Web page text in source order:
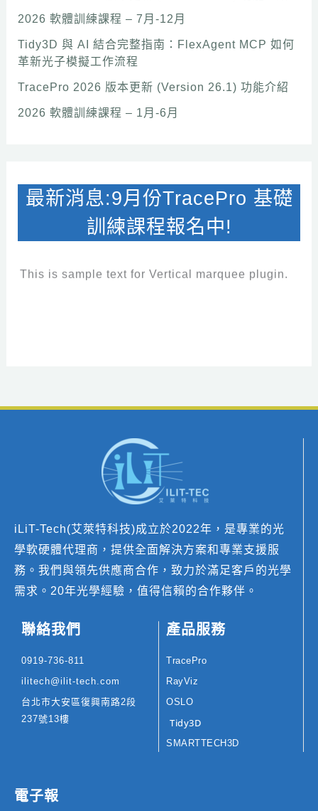
2026 軟體訓練課程 – 7月-12月
Tidy3D 與 AI 結合完整指南：FlexAgent MCP 如何
革新光子模擬工作流程
TracePro 2026 版本更新 (Version 26.1) 功能介紹
2026 軟體訓練課程 – 1月-6月
最新消息:9月份TracePro 基礎
訓練課程報名中!
iLiT-Tech(艾萊特科技)成立於2022年，是專業的光
學軟硬體代理商，提供全面解決方案和專業支援服
務。我們與領先供應商合作，致力於滿足客戶的光學
需求。20年光學經驗，值得信賴的合作夥伴。
聯絡我們
0919-736-811
ilitech@ilit-tech.com
台北市大安區復興南路2段
237號13樓
產品服務
TracePro
RayViz
OSLO
Tidy3D
SMARTTECH3D
電子報